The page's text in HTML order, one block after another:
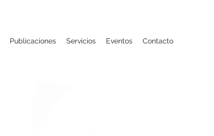
Publicaciones Servicios Eventos Contacto